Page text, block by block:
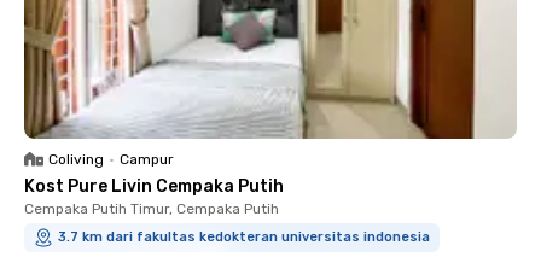
Coliving • Campur
Kost Pure Livin Cempaka Putih
Cempaka Putih Timur, Cempaka Putih
3.7 km dari fakultas kedokteran universitas indonesia